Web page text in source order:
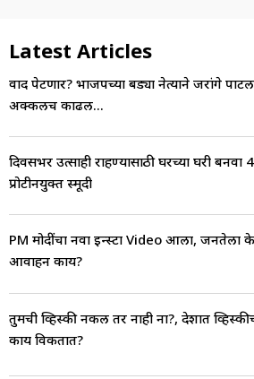
Latest Articles
वाद पेटणार? भाजपच्या बड्या नेत्याने जरांगे
अक्कलच काढली...
दिवसभर उत्साही राहण्यासाठी घरच्या घरी बनवा
प्रोटीनयुक्त स्मूदी
PM मोदींचा नवा इन्स्टा Video आला,
आवाहन काय?
तुमची व्हिस्की नकली तर नाही ना?, देशात
काय विकतात?